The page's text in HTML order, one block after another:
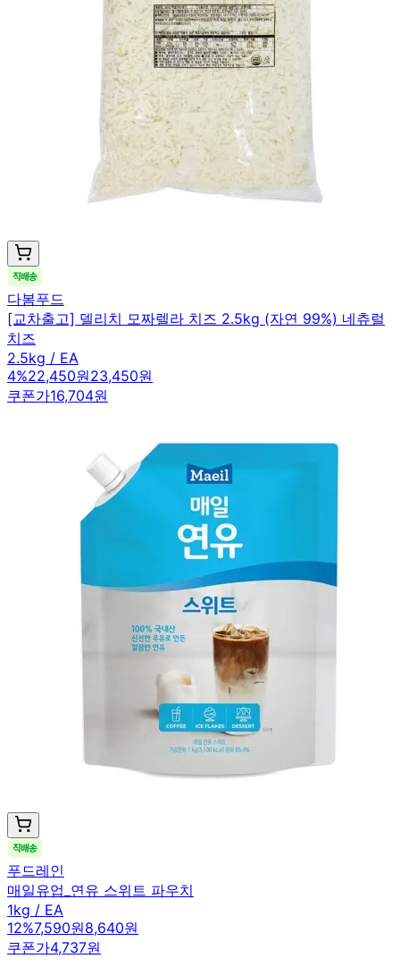
다봄푸드
[교차출고] 델리치 모짜렐라 치즈 2.5kg (자연 99%) 네츄럴
치즈
2.5kg / EA
4%22,450원23,450원
쿠폰가16,704원
푸드레인
매일유업_연유 스위트 파우치
1kg / EA
12%7,590원8,640원
쿠폰가4,737원